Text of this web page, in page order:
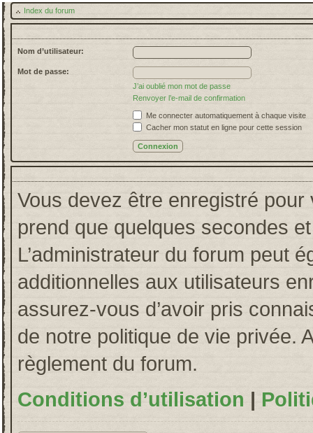
Index du forum
Nom d’utilisateur:
Mot de passe:
J’ai oublié mon mot de passe
Renvoyer l’e-mail de confirmation
Me connecter automatiquement à chaque visite
Cacher mon statut en ligne pour cette session
Vous devez être enregistré pour
prend que quelques secondes
L’administrateur du forum peut
additionnelles aux utilisateurs
assurez-vous d’avoir pris
de notre politique de vie privée.
règlement du forum.
Conditions d’utilisation |